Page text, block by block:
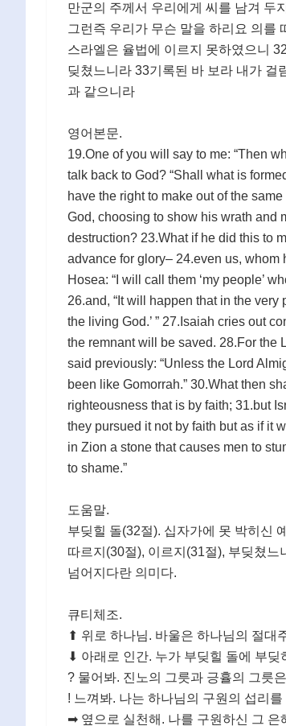
만군의 주께서 우리에게 씨를 남겨 두
그런즉 우리가 무슨 말을 하리요 의를
스라엘은 율법에 이르지 못하였으니
딪쳤느니라 33기록된 바 보라 내가 걸
과 같으니라
영어본문.
19.One of you will say to me: “Then
talk back to God? “Shall what is
have the right to make out of the
God, choosing to show his wrath and
destruction? 23.What if he did this to
advance for glory– 24.even us,
Hosea: “I will call them ‘my people’
26.and, “It will happen that in the very
the living God.’ ” 27.Isaiah cries out
the remnant will be saved. 28.For the
said previously: “Unless the Lord
been like Gomorrah.” 30.What then
righteousness that is by faith; 31.but
they pursued it not by faith but as if it
in Zion a stone that causes men to
to shame.”
도움말.
부딪힐 돌(32절). 십자가에 못 박히신
따르지(30절), 이르지(31절), 부딪쳤
넘어지다란 의미다.
큐티체조.
⬆ 위로 하나님. 바울은 하나님의 절대
⬇ 아래로 인간. 누가 부딪힐 돌에 부딪
? 물어봐. 진노의 그릇과 긍휼의 그릇
! 느껴봐. 나는 하나님의 구원의 섭리
➡ 옆으로 실천해. 나를 구원하신 그